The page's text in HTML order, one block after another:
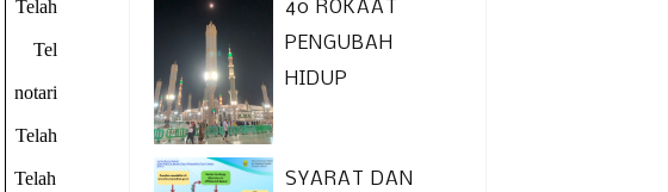
Telah terdaftar sebagai anggota luar biasa;
Telah memiliki surat keputusan pengangkatan
notaris;
Telah mengambil sumpah jabatan notaris;
Telah melunasi iuran wajib anggota;
40 ROKAAT
PENGUBAH
HIDUP
SYARAT DAN